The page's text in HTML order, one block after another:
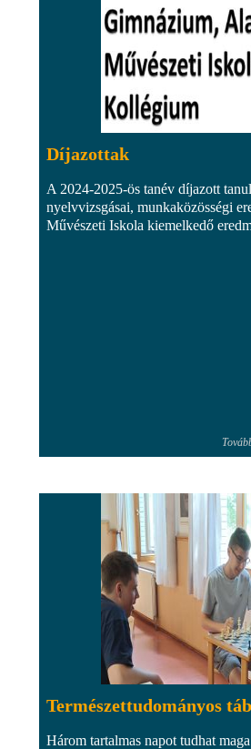
Díjazottak
A 2024-2025-ös tanév díjazott
nyelvvizsgásai, munkaközösségi
Művészeti Iskola kiemelkedő
Természettudományos
Három tartalmas napot tudhat